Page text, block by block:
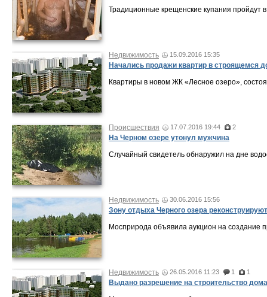
Традиционные крещенские купания пройдут
Недвижимость 15.09.2016 15:35
Начались продажи квартир в строящемся
Квартиры в новом ЖК «Лесное озеро»,
Происшествия 17.07.2016 19:44 2
На Черном озере утонул мужчина
Случайный свидетель обнаружил на дне
Недвижимость 30.06.2016 15:56
Зону отдыха Черного озера реконструируют
Мосприрода объявила аукцион на создание
Недвижимость 26.05.2016 11:23 1 1
Выдано разрешение на строительство